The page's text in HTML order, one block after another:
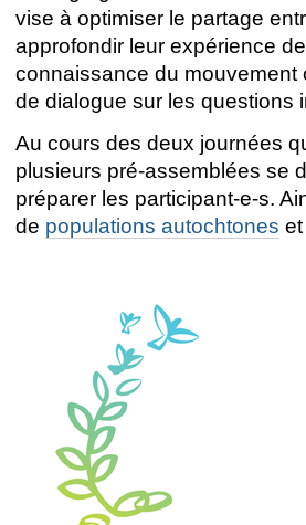
vise à optimiser le partage
approfondir leur expérience
connaissance du
de dialogue sur les questions
Au cours des deux journées
plusieurs pré-assemblées se
préparer les participant-e-s.
de populations autochtones